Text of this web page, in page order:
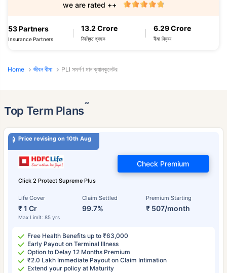
53 Partners
Insurance Partners
13.2 Crore
নিবন্ধিত গ্রাহক
6.29 Crore
বীমা বিক্রয়
we are rated ++
Home জীবন বীমা PLI সমর্পণ মান ক্যালকুলেটর
Top Term Plans˜
Price revising on 10th Aug
Click 2 Protect Supreme Plus
Life Cover
₹ 1 Cr
Max Limit: 85 yrs
Claim Settled
99.7%
Premium Starting
₹ 507/month
Check Premium
Free Health Benefits up to ₹63,000
Early Payout on Terminal Illness
Option to Delay 12 Months Premium
₹2.0 Lakh Immediate Payout on Claim Intimation
Extend your policy at Maturity